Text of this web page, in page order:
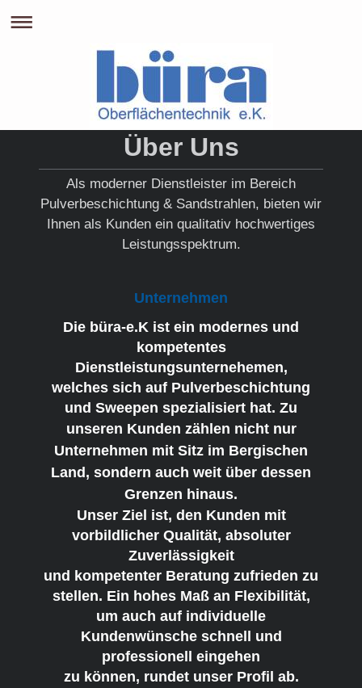
Über Uns
Als moderner Dienstleister im Bereich
Pulverbeschichtung & Sandstrahlen, bieten wir
Ihnen als Kunden ein qualitativ hochwertiges
Leistungsspektrum.
Unternehmen
Die büra-e.K ist ein modernes und
kompetentes
Dienstleistungsunternehemen,
welches sich auf Pulverbeschichtung
und Sweepen spezialisiert hat. Zu
unseren Kunden zählen nicht nur
Unternehmen mit Sitz im Bergischen
Land, sondern auch weit über dessen
Grenzen hinaus.
Unser Ziel ist, den Kunden mit
vorbildlicher Qualität, absoluter
Zuverlässigkeit
und kompetenter Beratung zufrieden zu
stellen. Ein hohes Maß an Flexibilität,
um auch auf individuelle
Kundenwünsche schnell und
professionell eingehen
zu können, rundet unser Profil ab.